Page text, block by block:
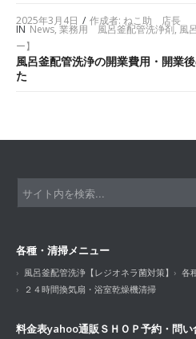
2025年3月4日 / 作成者: ねこ助 店長
IN News, 業務用 風呂釜配管洗浄剤,風
ー】
風呂釜配管洗浄の開業費用・開業
た
各種・清掃メニュー
風呂釜配管洗浄【レジオネラ菌対策】
各
２４時間換気扇・浴室乾燥機清掃
料金表yahoo通販ＳＨＯＰ予約・問い